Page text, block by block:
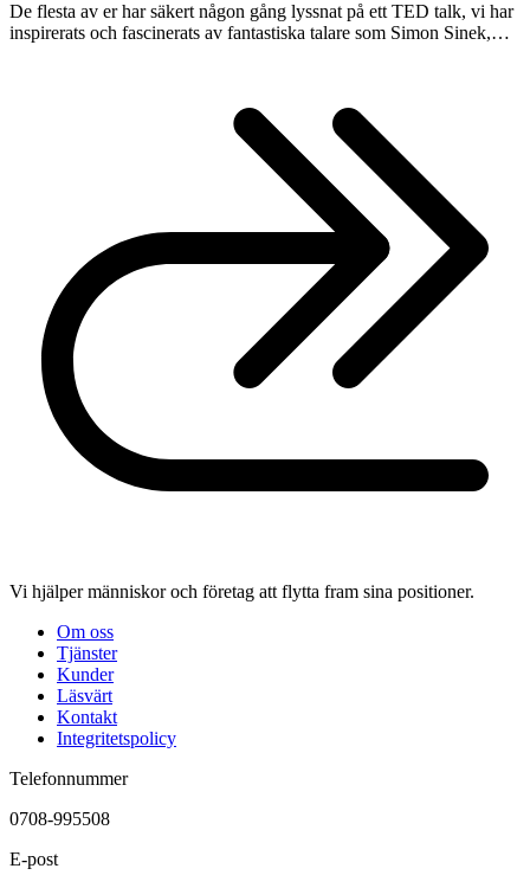
De flesta av er har säkert någon gång lyssnat på ett TED talk, vi har
inspirerats och fascinerats av fantastiska talare som Simon Sinek,…
Vi hjälper människor och företag att flytta fram sina positioner.
Om oss
Tjänster
Kunder
Läsvärt
Kontakt
Integritetspolicy
Telefonnummer
0708-995508
E-post